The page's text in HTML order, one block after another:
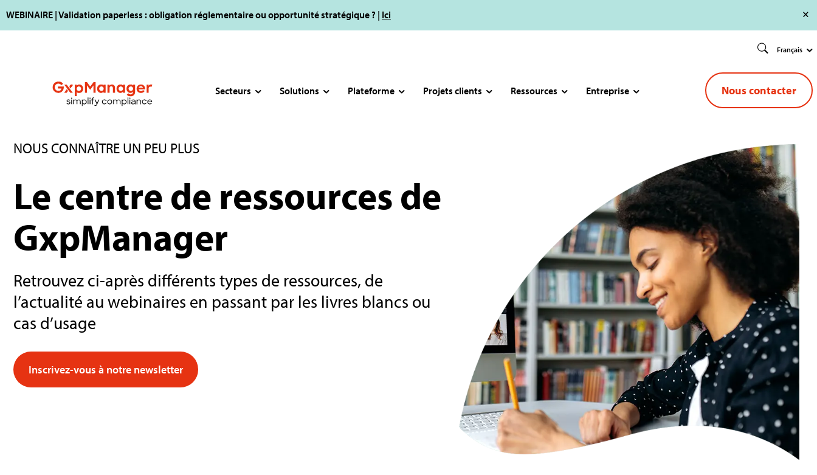
WEBINAIRE | Validation paperless : obligation réglementaire ou opportunité stratégique ? | Ici
Français
Secteurs Solutions Plateforme Projets clients Ressources Entreprise Nous contacter
NOUS CONNAÎTRE UN PEU PLUS
Le centre de ressources de
GxpManager
Retrouvez ci-après différents types de ressources, de
l’actualité au webinaires en passant par les livres blancs ou
cas d’usage
Inscrivez-vous à notre newsletter